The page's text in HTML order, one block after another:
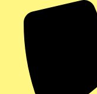
contenu